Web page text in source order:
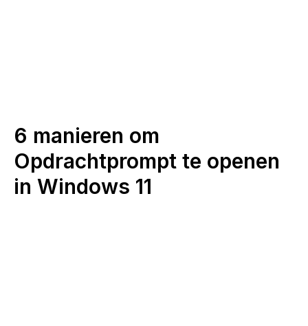
6 manieren om
Opdrachtprompt te openen
in Windows 11